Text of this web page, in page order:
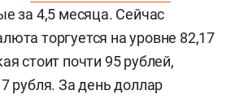
за 4,5 месяца. Сейчас
торгуется на уровне 82,17
стоит почти 95 рублей,
рубля. За день доллар